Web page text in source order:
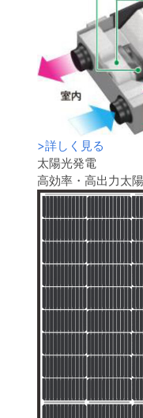
>詳しく見る
太陽光発電
高効率・高出力太